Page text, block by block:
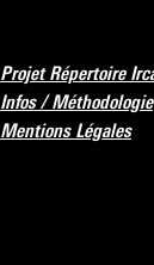
Projet Répertoire
Infos / Méthodologie
Mentions Légales